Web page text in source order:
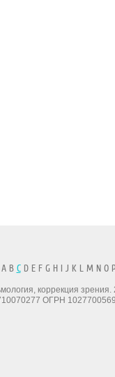
A B CD E F G H I J K L M N O
коррекция
ОГРН